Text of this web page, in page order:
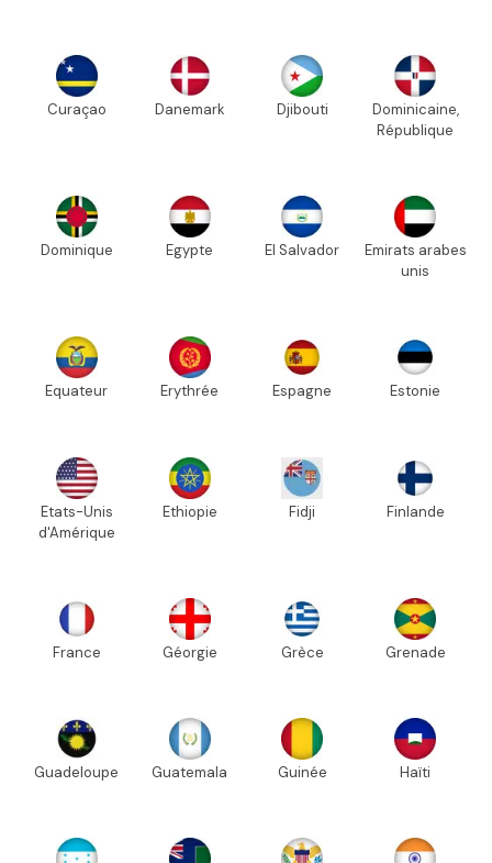
Curaçao Danemark Djibouti
Dominicaine,
République
Dominique Egypte El Salvador
Emirats arabes
unis
Equateur Erythrée Espagne Estonie
Etats-Unis
d'Amérique
Ethiopie Fidji Finlande
France Géorgie Grèce Grenade
Guadeloupe Guatemala Guinée Haïti